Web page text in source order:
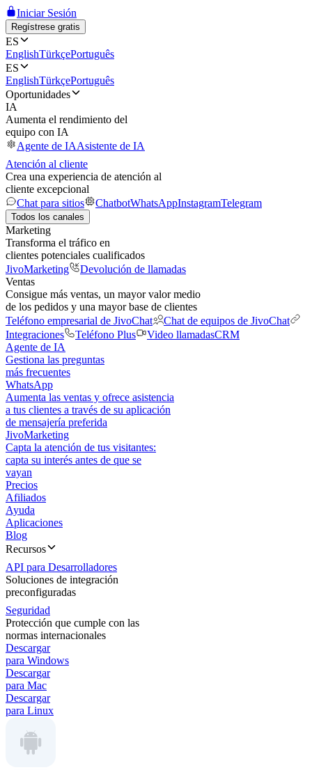
Iniciar Sesión
Regístrese gratis
ES
EnglishTürkçePortuguês
ES
EnglishTürkçePortuguês
Oportunidades
IA
Aumenta el rendimiento del
equipo con IA
Agente de IAAsistente de IA
Atención al cliente
Crea una experiencia de atención al
cliente excepcional
Chat para sitios
ChatbotWhatsAppInstagramTelegram
Todos los canales
Marketing
Transforma el tráfico en
clientes potenciales cualificados
JivoMarketing
Devolución de llamadas
Ventas
Consigue más ventas, un mayor valor medio
de los pedidos y una mayor base de clientes
Teléfono empresarial de JivoChat
Chat de equipos de JivoChat
Integraciones
Teléfono Plus Video llamadasCRM
Agente de IA
Gestiona las preguntas
más frecuentes
WhatsApp
Aumenta las ventas y ofrece asistencia
a tus clientes a través de su aplicación
de mensajería preferida
JivoMarketing
Capta la atención de tus visitantes:
capta su interés antes de que se
vayan
Precios
Afiliados
Ayuda
Aplicaciones
Blog
Recursos
API para Desarrolladores
Soluciones de integración
preconfiguradas
Seguridad
Protección que cumple con las
normas internacionales
Descargar
para Windows
Descargar
para Mac
Descargar
para Linux